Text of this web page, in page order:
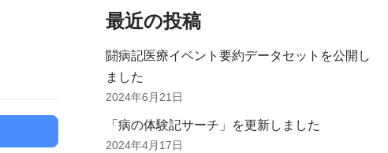
最近の投稿
闘病記医療イベント要約データセットを公開し
ました
2024年6月21日
「病の体験記サーチ」を更新しました
2024年4月17日